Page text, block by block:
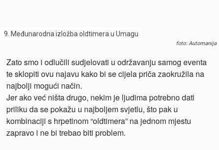
9. Međunarodna izložba oldtimera u Umagu
foto: Automanija
Zato smo i odlučili sudjelovati u održavanju samog eventa
te sklopiti ovu najavu kako bi se cijela priča zaokružila na
najbolji mogući način.
Jer ako već ništa drugo, nekim je ljudima potrebno dati
priliku da se pokažu u najboljem svjetlu, što pak u
kombinaciji s hrpetinom “oldtimera” na jednom mjestu
zapravo i ne bi trebao biti problem.